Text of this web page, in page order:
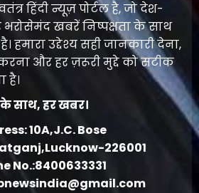
हिंदी न्यूज़ पोर्टल है, जो देश-
खबरें निष्पक्षता के साथ
हमारा उद्देश्य सही जानकारी देना,
और हर ज़रूरी मुद्दे को सटीक
है।
साथ, हर खबर।
10A,J.C. Bose
226001
No.:8400633331